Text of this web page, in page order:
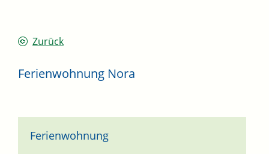
Zurück
Ferienwohnung Nora
Ferienwohnung